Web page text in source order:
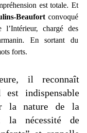
est totale. Et
Beaufort convoqué
chargé des
En sortant du
forts.
il reconnaît
est indispensable
la nature de la
la nécessité de